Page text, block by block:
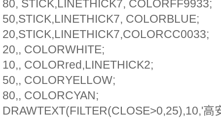
80, STICK,LINETHICK7, COLORFF9933;
50,STICK,LINETHICK7, COLORBLUE;
20,STICK,LINETHICK7,COLORCC0033;
20,, COLORWHITE;
10,, COLORred,LINETHICK2;
50,, COLORYELLOW;
80,, COLORCYAN;
DRAWTEXT(FILTER(CLOSE>0,25),10,'高